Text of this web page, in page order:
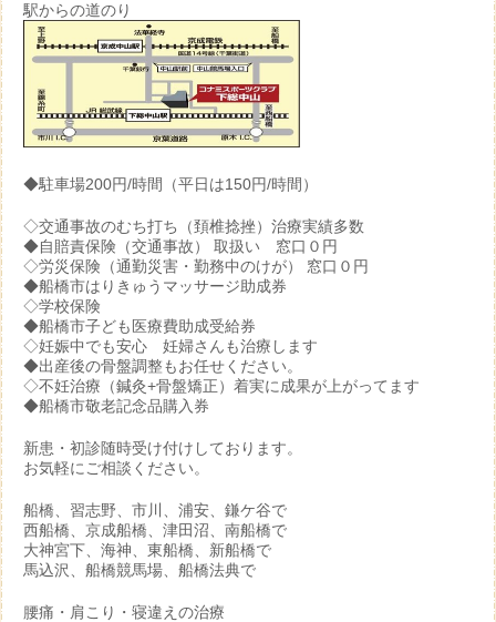
駅からの道のり
◆駐車場200円/時間（平日は150円/時間）
◇交通事故のむち打ち（頚椎捻挫）治療実績多数
◆自賠責保険（交通事故） 取扱い 窓口０円
◇労災保険（通勤災害・勤務中のけが） 窓口０円
◆船橋市はりきゅうマッサージ助成券
◇学校保険
◆船橋市子ども医療費助成受給券
◇妊娠中でも安心 妊婦さんも治療します
◆出産後の骨盤調整もお任せください。
◇不妊治療（鍼灸+骨盤矯正）着実に成果が上がってます
◆船橋市敬老記念品購入券
新患・初診随時受け付けしております。
お気軽にご相談ください。
船橋、習志野、市川、浦安、鎌ケ谷で
西船橋、京成船橋、津田沼、南船橋で
大神宮下、海神、東船橋、新船橋で
馬込沢、船橋競馬場、船橋法典で
腰痛・肩こり・寝違えの治療